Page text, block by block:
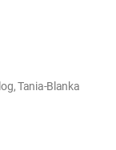
Tania-Blanka